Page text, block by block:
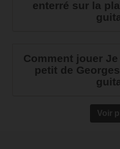
enterré sur la
Comment jouer
petit de
Voir